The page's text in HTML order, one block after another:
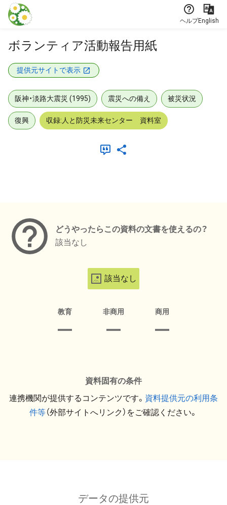
本文に飛ぶ
ヘルプEnglish
ボランティア活動報告用紙
提供元サイトで表示
阪神・淡路大震災 (1995) 震災への備え 被災状況
復興 収録:人と防災未来センター 資料室
どうやったらこの資料の文書を使えるの？
該当なし
該当なし
教育 非商用 商用
資料固有の条件
連携機関が提供するコンテンツです。 資料提供元の利用条
件等（外部サイトへリンク）をご確認ください。
データの提供元